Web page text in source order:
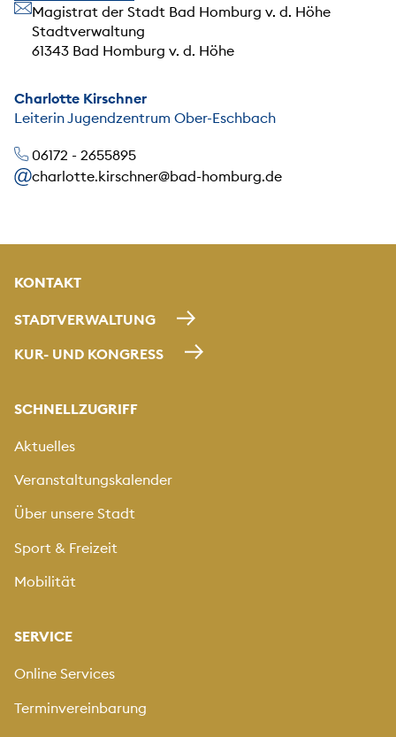
Unsere Anschrift
Magistrat der Stadt Bad Homburg v. d. Höhe
Stadtverwaltung
61343 Bad Homburg v. d. Höhe
Charlotte Kirschner
Leiterin Jugendzentrum Ober-Eschbach
06172 - 2655895
charlotte.kirschner@bad-homburg.de
KONTAKT
STADTVERWALTUNG
KUR- UND KONGRESS
SCHNELLZUGRIFF
Aktuelles
Veranstaltungskalender
Über unsere Stadt
Sport & Freizeit
Mobilität
SERVICE
Online Services
Terminvereinbarung